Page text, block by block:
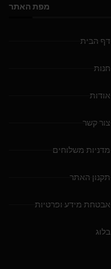
מפת האתר
דף הבית
חנות
אודות
צור קשר
מדניות משלוחים
תקנון האתר
אבטחת מידע ופרטיות
בלוג